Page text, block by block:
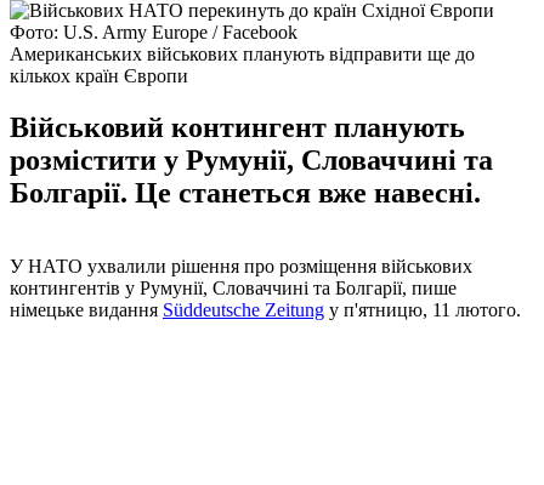
Фото: U.S. Army Europe / Facebook
Американських військових планують відправити ще до
кількох країн Європи
Військовий контингент планують
розмістити у Румунії, Словаччині та
Болгарії. Це станеться вже навесні.
У НАТО ухвалили рішення про розміщення військових
контингентів у Румунії, Словаччині та Болгарії, пише
німецьке видання Süddeutsche Zeitung у п'ятницю, 11 лютого.